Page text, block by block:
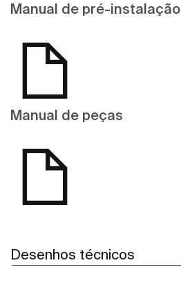
Manual de pré-instalação
Manual de peças
Desenhos técnicos